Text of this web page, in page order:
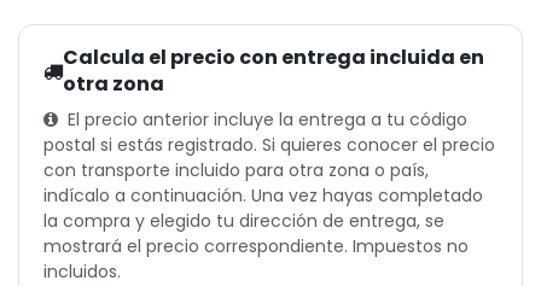
Calcula el precio con entrega incluida en
otra zona
El precio anterior incluye la entrega a tu código
postal si estás registrado. Si quieres conocer el precio
con transporte incluido para otra zona o país,
indícalo a continuación. Una vez hayas completado
la compra y elegido tu dirección de entrega, se
mostrará el precio correspondiente. Impuestos no
incluidos.